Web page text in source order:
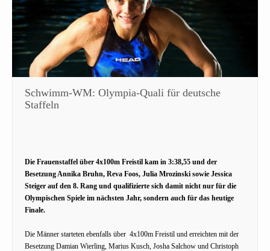
Schwimm-WM: Olympia-Quali für deutsche
Staffeln
Die Frauenstaffel über 4x100m Freistil kam in 3:38,55 und der
Besetzung Annika Bruhn, Reva Foos, Julia Mrozinski sowie Jessica
Steiger auf den 8. Rang und qualifizierte sich damit nicht nur für die
Olympischen Spiele im nächsten Jahr, sondern auch für das heutige
Finale.
Die Männer starteten ebenfalls über 4x100m Freistil und erreichten mit der
Besetzung Damian Wierling, Marius Kusch, Josha Salchow und Christoph